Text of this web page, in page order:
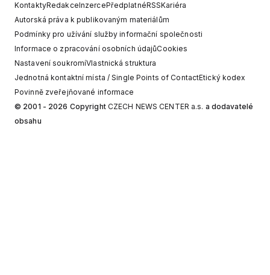
KontaktyRedakceInzercePředplatnéRSSKariéra
Autorská práva k publikovaným materiálům
Podmínky pro užívání služby informační společnosti
Informace o zpracování osobních údajůCookies
Nastavení soukromíVlastnická struktura
Jednotná kontaktní místa / Single Points of ContactEtický kodex
Povinně zveřejňované informace
© 2001 - 2026 Copyright CZECH NEWS CENTER a.s. a dodavatelé
obsahu